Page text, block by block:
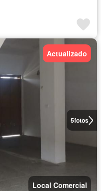
5fotos
Actualizado
Local Comercial